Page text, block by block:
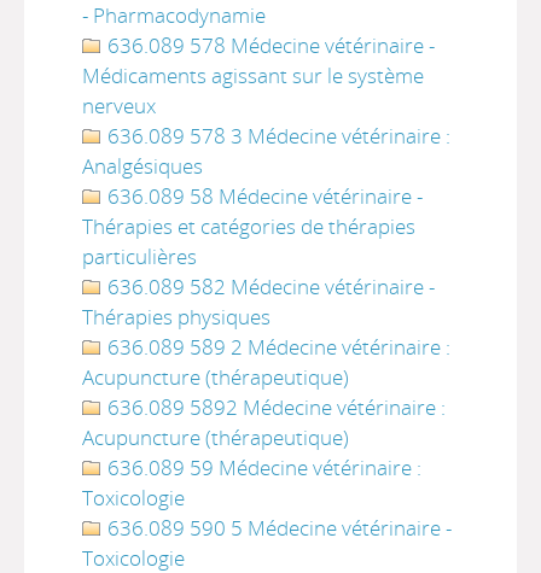
- Pharmacodynamie
636.089 578 Médecine vétérinaire -
Médicaments agissant sur le système
nerveux
636.089 578 3 Médecine vétérinaire :
Analgésiques
636.089 58 Médecine vétérinaire -
Thérapies et catégories de thérapies
particulières
636.089 582 Médecine vétérinaire -
Thérapies physiques
636.089 589 2 Médecine vétérinaire :
Acupuncture (thérapeutique)
636.089 5892 Médecine vétérinaire :
Acupuncture (thérapeutique)
636.089 59 Médecine vétérinaire :
Toxicologie
636.089 590 5 Médecine vétérinaire -
Toxicologie